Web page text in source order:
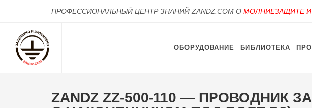
ПРОФЕССИОНАЛЬНЫЙ ЦЕНТР ЗНАНИЙ ZANDZ.COM О МОЛНИЕЗАЩИТЕ
ОБОРУДОВАНИЕ БИБЛИОТЕКА
ZANDZ ZZ-500-110 —